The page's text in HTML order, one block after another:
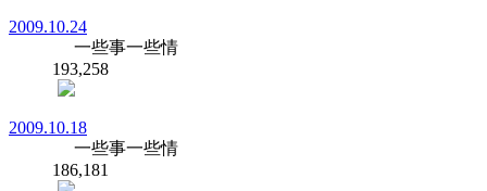
2009.10.24
一些事一些情
193,258
2009.10.18
一些事一些情
186,181